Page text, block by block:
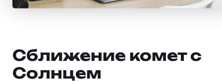
Сближение комет с
Солнцем